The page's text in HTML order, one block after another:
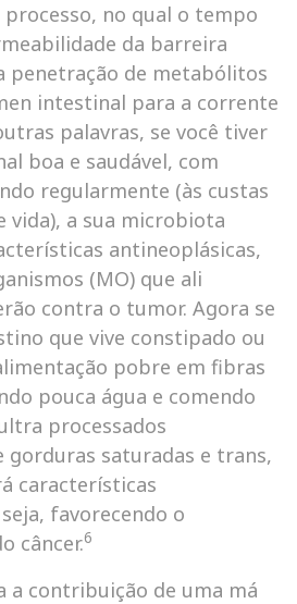
no qual o tempo
da barreira
penetração de metabólitos
intestinal para a corrente
palavras, se você tiver
boa e saudável, com
regularmente (às custas
vida), a sua microbiota
antineoplásicas,
(MO) que ali
contra o tumor. Agora se
que vive constipado ou
pobre em fibras
pouca água e comendo
processados
gorduras saturadas e trans,
características
favorecendo o
câncer.6
a contribuição de uma má